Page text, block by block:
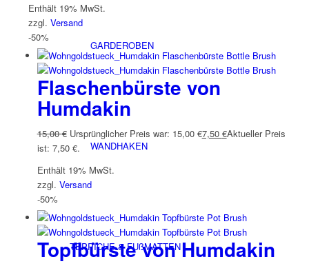
GARDEROBEN
WANDHAKEN
TEPPICHE & FUßMATTEN
Enthält 19% MwSt.
zzgl. Versand
-50%
Flaschenbürste von
Humdakin
15,00€ Ursprünglicher Preis war: 15,00 €7,50 €Aktueller Preis
ist: 7,50 €.
Enthält 19% MwSt.
zzgl. Versand
-50%
Topfbürste von Humdakin